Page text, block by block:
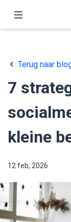
Functies
Prijzen
Partners
Blog
Nederlands
Terug naar
7
kleine
12 feb, 2026